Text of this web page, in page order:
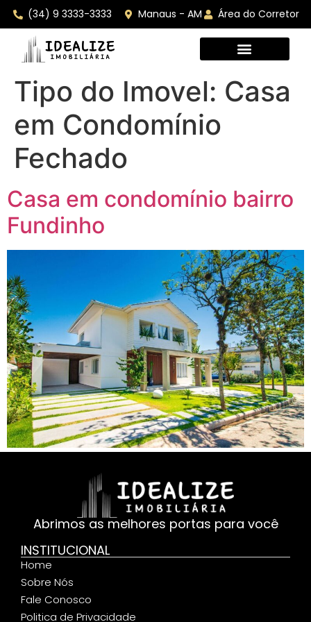
(34) 9 3333-3333 Manaus - AM Área do Corretor
Tipo do Imovel: Casa
em Condomínio
Fechado
Casa em condomínio bairro
Fundinho
Abrimos as melhores portas para você
INSTITUCIONAL
Home
Sobre Nós
Fale Conosco
Politica de Privacidade